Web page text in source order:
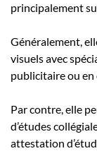
principalement
Généralement,
visuels avec
publicitaire ou
Par contre, elle
d’études
attestation